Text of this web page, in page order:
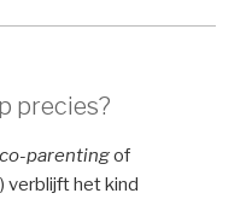
precies?
co-parentingof
verblijft het kind